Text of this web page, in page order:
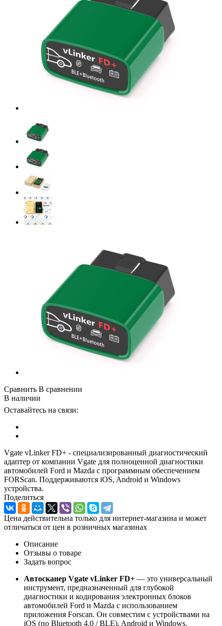
Сравнить В сравнении
В наличии
Оставайтесь на связи:
Vgate vLinker FD+ - специализированный диагностический
адаптер от компании Vgate для полноценной диагностики
автомобилей Ford и Mazda с программным обеспечением
FORScan. Поддерживаются iOS, Android и Windows
устройства.
Поделиться
Цена действительна только для интернет-магазина и может
отличаться от цен в розничных магазинах
Описание
Отзывы о товаре
Задать вопрос
Автосканер Vgate vLinker FD+ — это универсальный
инструмент, предназначенный для глубокой
диагностики и кодирования электронных блоков
автомобилей Ford и Mazda с использованием
приложения Forscan. Он совместим с устройствами на
iOS (по Bluetooth 4.0 / BLE), Android и Windows.